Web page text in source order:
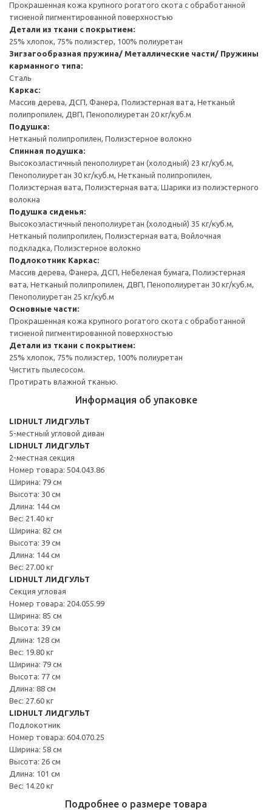
Прокрашенная кожа крупного рогатого скота с обработанной
тисненой пигментированной поверхностью
Детали из ткани с покрытием:
25% хлопок, 75% полиэстер, 100% полиуретан
Зигзагообразная пружина/ Металлические части/ Пружины
карманного типа:
Сталь
Каркас:
Массив дерева, ДСП, Фанера, Полиэстерная вата, Нетканый
полипропилен, ДВП, Пенополиуретан 20 кг/куб.м
Подушка:
Нетканый полипропилен, Полиэстерное волокно
Спинная подушка:
Высокоэластичный пенополиуретан (холодный) 23 кг/куб.м,
Пенополиуретан 30 кг/куб.м, Нетканый полипропилен,
Полиэстерная вата, Полиэстерная вата, Шарики из полиэстерного
волокна
Подушка сиденья:
Высокоэластичный пенополиуретан (холодный) 35 кг/куб.м,
Нетканый полипропилен, Полиэстерная вата, Войлочная
подкладка, Полиэстерное волокно
Подлокотник Каркас:
Массив дерева, Фанера, ДСП, Небеленая бумага, Полиэстерная
вата, Нетканый полипропилен, ДВП, Пенополиуретан 30 кг/куб.м,
Пенополиуретан 25 кг/куб.м
Основные части:
Прокрашенная кожа крупного рогатого скота с обработанной
тисненой пигментированной поверхностью
Детали из ткани с покрытием:
25% хлопок, 75% полиэстер, 100% полиуретан
Чистить пылесосом.
Протирать влажной тканью.
Информация об упаковке
LIDHULT ЛИДГУЛЬТ
5-местный угловой диван
LIDHULT ЛИДГУЛЬТ
2-местная секция
Номер товара: 504.043.86
Ширина: 79 см
Высота: 30 см
Длина: 144 см
Вес: 21.40 кг
Ширина: 82 см
Высота: 39 см
Длина: 144 см
Вес: 27.00 кг
LIDHULT ЛИДГУЛЬТ
Секция угловая
Номер товара: 204.055.99
Ширина: 85 см
Высота: 39 см
Длина: 128 см
Вес: 19.80 кг
Ширина: 79 см
Высота: 77 см
Длина: 88 см
Вес: 27.60 кг
LIDHULT ЛИДГУЛЬТ
Подлокотник
Номер товара: 604.070.25
Ширина: 58 см
Высота: 26 см
Длина: 101 см
Вес: 14.20 кг
Подробнее о размере товара